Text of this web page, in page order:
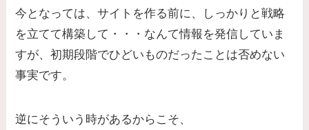
今となっては、サイトを作る前に、しっかりと戦略
を立てて構築して・・・なんて情報を発信していま
すが、初期段階でひどいものだったことは否めない
事実です。
逆にそういう時があるからこそ、